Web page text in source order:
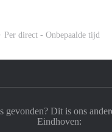
Per direct - Onbepaalde tijd
gevonden? Dit is ons
Eindhoven: